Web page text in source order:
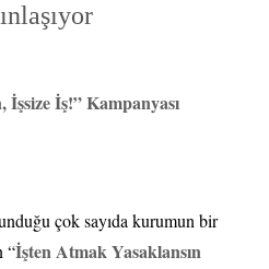
İşsize İş!” Kampanyası
çok sayıda kurumun bir
“İşten Atmak Yasaklansın